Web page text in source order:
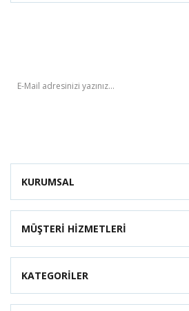
KURUMSAL
MÜŞTERİ HİZMETLERİ
KATEGORİLER